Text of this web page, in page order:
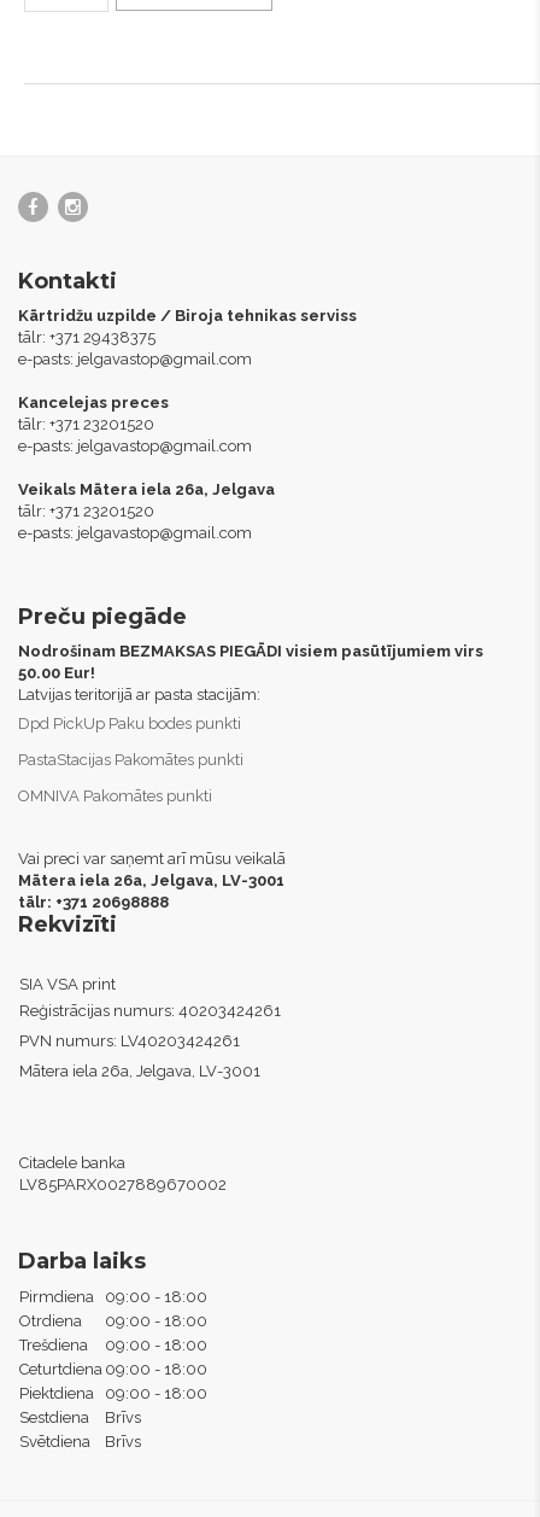
Kontakti
Kārtridžu uzpilde / Biroja tehnikas serviss
tālr: +371 29438375
e-pasts: jelgavastop@gmail.com
Kancelejas preces
tālr: +371 23201520
e-pasts: jelgavastop@gmail.com
Veikals Mātera iela 26a, Jelgava
tālr: +371 23201520
e-pasts: jelgavastop@gmail.com
Preču piegāde
Nodrošinam BEZMAKSAS PIEGĀDI visiem pasūtījumiem virs
50.00 Eur!
Latvijas teritorijā ar pasta stacijām:
Dpd PickUp Paku bodes punkti
PastaStacijas Pakomātes punkti
OMNIVA Pakomātes punkti
Vai preci var saņemt arī mūsu veikalā
Mātera iela 26a, Jelgava, LV-3001
tālr: +371 20698888
Rekvizīti
SIA VSA print
Reģistrācijas numurs: 40203424261
PVN numurs: LV40203424261
Mātera iela 26a, Jelgava, LV-3001
Citadele banka
LV85PARX0027889670002
Darba laiks
Pirmdiena
09:00 - 18:00
Otrdiena
09:00 - 18:00
Trešdiena
09:00 - 18:00
Ceturtdiena 09:00 - 18:00
Piektdiena
09:00 - 18:00
Sestdiena
Brīvs
Svētdiena
Brīvs